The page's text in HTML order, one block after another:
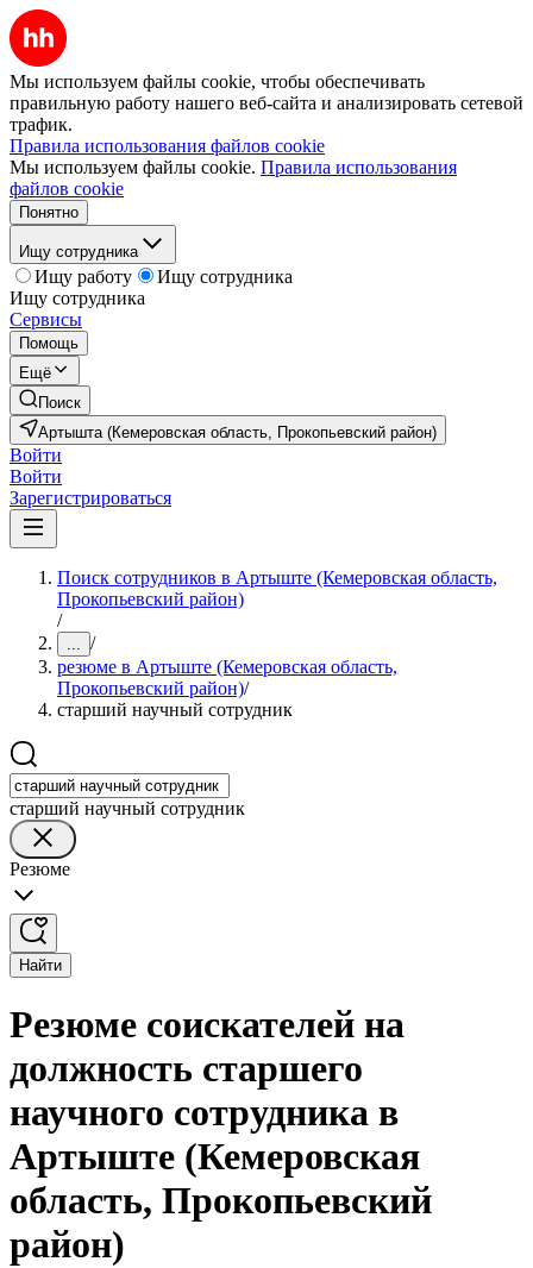
Мы используем файлы cookie, чтобы обеспечивать
правильную работу нашего веб-сайта и анализировать сетевой
трафик.
Правила использования файлов cookie
Мы используем файлы cookie. Правила использования
файлов cookie
Понятно
Ищу сотрудника
Ищу работу
Ищу сотрудника
Ищу сотрудника
Сервисы
Помощь
Ещё
Поиск
Артышта (Кемеровская область, Прокопьевский район)
Войти
Войти
Зарегистрироваться
Поиск сотрудников в Артыште (Кемеровская область,
Прокопьевский район)
/
... /
резюме в Артыште (Кемеровская область,
Прокопьевский район)/
старший научный сотрудник
старший научный сотрудник
Резюме
Найти
Резюме соискателей на
должность старшего
научного сотрудника в
Артыште (Кемеровская
область, Прокопьевский
район)